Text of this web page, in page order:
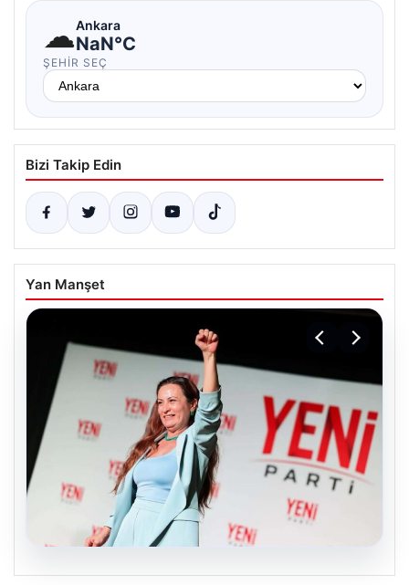
☁Ankara
NaN°C
ŞEHIR SEÇ
Bizi Takip Edin
Yan Manşet